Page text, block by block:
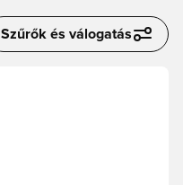
Szűrők és válogatás